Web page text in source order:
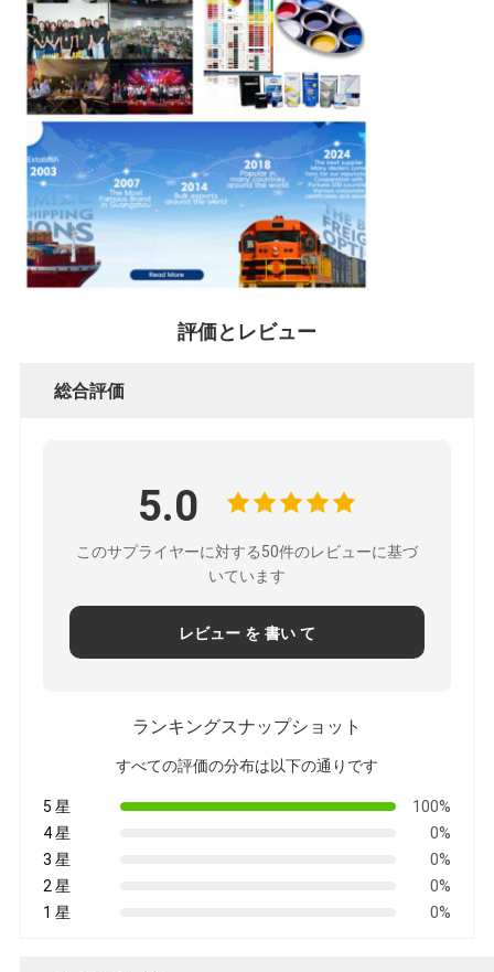
ポ
リ
シ
ー
評価とレビュー
総合評価
5.0
このサプライヤーに対する50件のレビューに基づ
いています
レビュー を 書い て
ランキングスナップショット
すべての評価の分布は以下の通りです
5 星
100%
4 星
0%
3 星
0%
2 星
0%
1 星
0%